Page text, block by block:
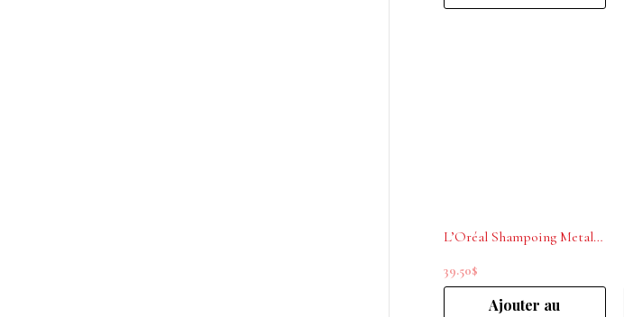
L’Oréal Shampoing Metal Detox crème lavante anti-métal 300ml
39.50$
Ajouter au